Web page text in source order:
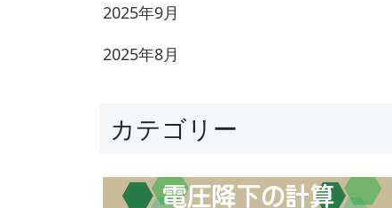
2025年9月
2025年8月
カテゴリー